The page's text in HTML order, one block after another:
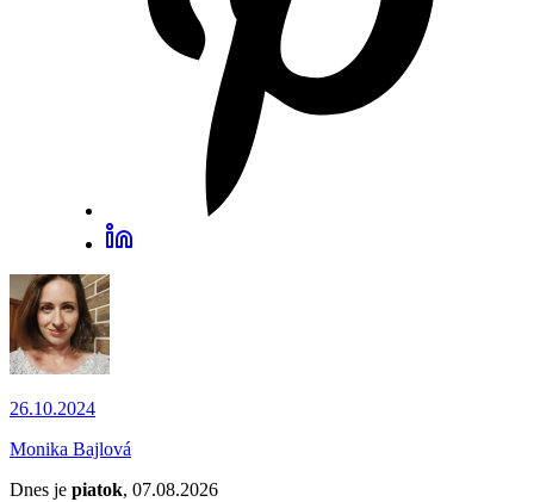
26.10.2024
Monika Bajlová
Dnes je piatok, 07.08.2026